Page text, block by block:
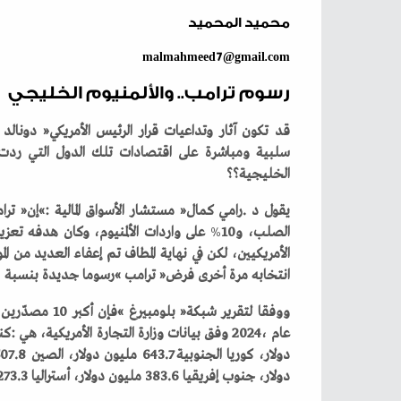
محميد المحميد
malmahmeed7@gmail.com
رسوم ترامب.. والألمنيوم الخليجي
‬الخليجية؟؟
يقول‭ ‬د‭. ‬رامي‭ ‬كمال‭ ‬‮«‬مستشار‭ ‬الأسواق‭ ‬المالية‮»‬‭: ‬إن‭ ‬‮«‬ترامب‮»‬‭ ‬فرض‭ ‬في‭ ‬عام‭ ‬2018‭ ‬تعريفات‭ ‬جمركية‭ ‬بنسبة‭ ‬25
‬الصلب،‭ ‬و10
%
‬انتخابه‭ ‬مرة‭ ‬أخرى‭ ‬فرض‭ ‬‮«‬ترامب‮»‬‭ ‬رسوما‭ ‬جديدة‭ ‬بنسبة‭ ‬25
‬دولار،‭ ‬جنوب‭ ‬إفريقيا‭ ‬383‭.‬6‭ ‬مليون‭ ‬دولار،‭ ‬أستراليا‭ ‬273‭.‬3‭ ‬مليون‭ ‬دولار،‭ ‬الهند‭ ‬270‭.‬9‭ ‬مليون‭ ‬دولار‭.‬